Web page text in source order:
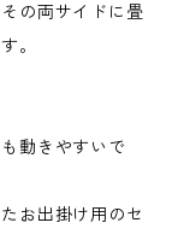
の両サイドに畳
。
動きやすいで
お出掛け用のセ